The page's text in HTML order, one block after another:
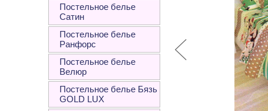
Постельное белье
Сатин
Постельное белье
Ранфорс
Постельное белье
Велюр
Постельное белье Бязь
GOLD LUX